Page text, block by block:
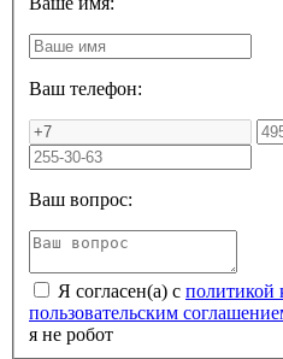
Ваш телефон:
Ваш вопрос:
Я согласен(а) с политикой
пользовательским
я не робот